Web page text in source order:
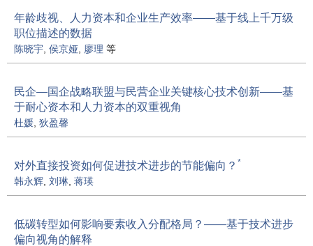
年龄歧视、人力资本和企业生产效率——基于线上千万级
职位描述的数据
陈晓宇 侯京娅 廖理 等
民企—国企战略联盟与民营企业关键核心技术创新——基
于耐心资本和人力资本的双重视角
杜媛 狄盈馨
对外直接投资如何促进技术进步的节能偏向？ *
韩永辉 刘琳 蒋瑛
低碳转型如何影响要素收入分配格局？——基于技术进步
偏向视角的解释